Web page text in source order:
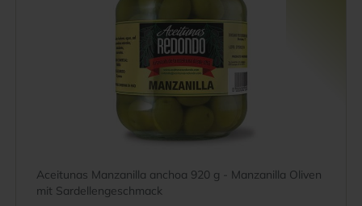
Aceitunas Manzanilla anchoa 920 g - Manzanilla Oliven
mit Sardellengeschmack